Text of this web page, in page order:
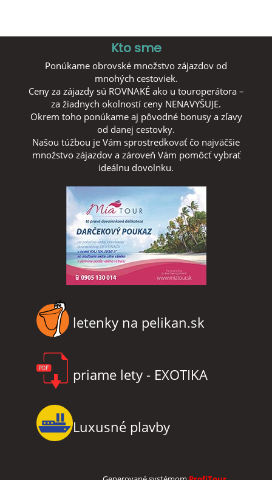
Kto sme
Ponúkame obrovské množstvo zájazdov od
mnohých cestoviek.
Ceny za zájazdy sú ROVNAKÉ ako u touroperátora –
za žiadnych okolností ceny NENAVYŠUJE.
Okrem toho ponúkame aj pôvodné bonusy a zľavy
od danej cestovky.
Našou túžbou je Vám sprostredkovať čo najväčšie
množstvo zájazdov a zároveň Vám pomôcť vybrať
ideálnu dovolnku.
letenky na pelikan.sk
priame lety - EXOTIKA
Luxusné plavby